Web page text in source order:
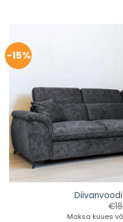
-15%
€
Maksa kuues